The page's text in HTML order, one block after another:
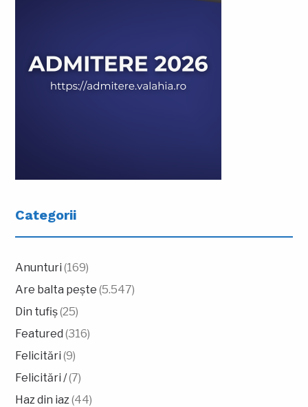
Categorii
Anunturi (169)
Are balta pește (5.547)
Din tufiș(25)
Featured (316)
Felicitări (9)
Felicitări /(7)
Haz din iaz (44)